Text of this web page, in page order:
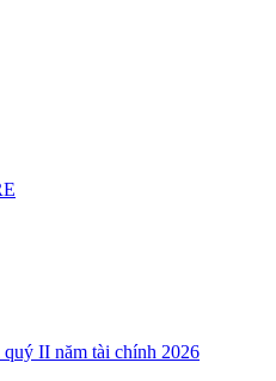
II năm tài chính 2026